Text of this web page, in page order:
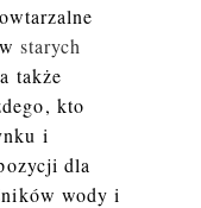
starych
także
kto
i
dla
wody i